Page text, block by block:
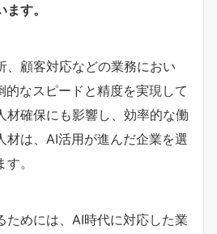
す。
、顧客対応などの業務におい
的なスピードと精度を実現して
材確保にも影響し、効率的な働
材は、AI活用が進んだ企業を選
。
ためには、AI時代に対応した業